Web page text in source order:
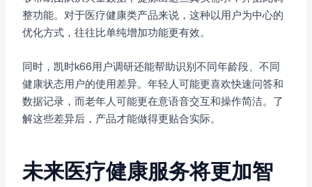
整功能。对于医疗健康类产品来说，这种以用户为中心的
优化方式，往往比单纯增加功能更有效。
同时，凯时k66用户调研还能帮助识别不同年龄段、不同
健康状态用户的使用差异。年轻人可能更喜欢快速问答和
数据记录，而老年人可能更在意语音交互和操作简洁。了
解这些差异后，产品才能做得更贴合实际。
未来医疗健康服务将更加智